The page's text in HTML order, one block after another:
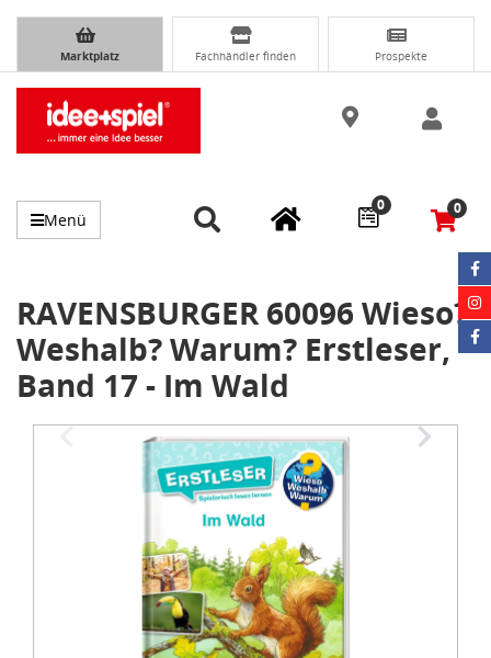
Marktplatz Fachhändler finden Prospekte
Menü
0 0
RAVENSBURGER 60096 Wieso?
Weshalb? Warum? Erstleser,
Band 17 - Im Wald